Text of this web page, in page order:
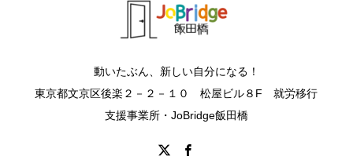
動いたぶん、新しい自分になる！
東京都文京区後楽２－２－１０ 松屋ビル８F 就労移行
支援事業所・JoBridge飯田橋